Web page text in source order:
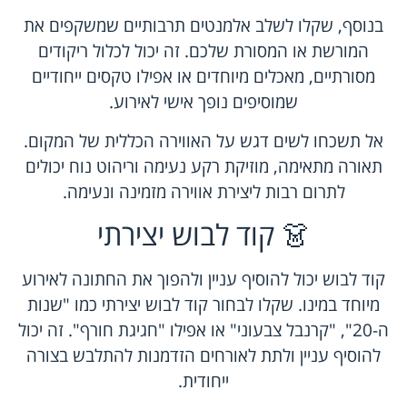
בנוסף, שקלו לשלב אלמנטים תרבותיים שמשקפים את
המורשת או המסורת שלכם. זה יכול לכלול ריקודים
מסורתיים, מאכלים מיוחדים או אפילו טקסים ייחודיים
שמוסיפים נופך אישי לאירוע.
אל תשכחו לשים דגש על האווירה הכללית של המקום.
תאורה מתאימה, מוזיקת רקע נעימה וריהוט נוח יכולים
לתרום רבות ליצירת אווירה מזמינה ונעימה.
👗 קוד לבוש יצירתי
קוד לבוש יכול להוסיף עניין ולהפוך את החתונה לאירוע
מיוחד במינו. שקלו לבחור קוד לבוש יצירתי כמו "שנות
ה-20", "קרנבל צבעוני" או אפילו "חגיגת חורף". זה יכול
להוסיף עניין ולתת לאורחים הזדמנות להתלבש בצורה
ייחודית.